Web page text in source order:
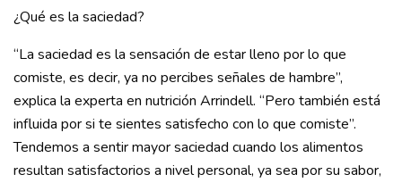
¿Qué es la saciedad?
“La saciedad es la sensación de estar lleno por lo que
comiste, es decir, ya no percibes señales de hambre”,
explica la experta en nutrición Arrindell. “Pero también está
influida por si te sientes satisfecho con lo que comiste”.
Tendemos a sentir mayor saciedad cuando los alimentos
resultan satisfactorios a nivel personal, ya sea por su sabor,